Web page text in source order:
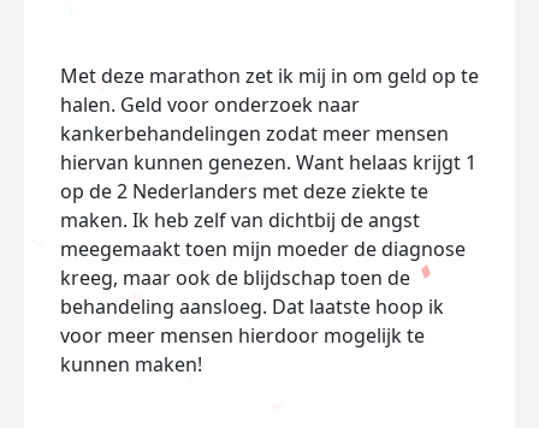
Met deze marathon zet ik mij in om geld op te
halen. Geld voor onderzoek naar
kankerbehandelingen zodat meer mensen
hiervan kunnen genezen. Want helaas krijgt 1
op de 2 Nederlanders met deze ziekte te
maken. Ik heb zelf van dichtbij de angst
meegemaakt toen mijn moeder de diagnose
kreeg, maar ook de blijdschap toen de
behandeling aansloeg. Dat laatste hoop ik
voor meer mensen hierdoor mogelijk te
kunnen maken!